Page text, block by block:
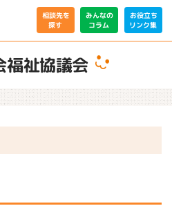
相談先を
探す
みんなの
コラム
お役立ち
リンク集
福祉協議会